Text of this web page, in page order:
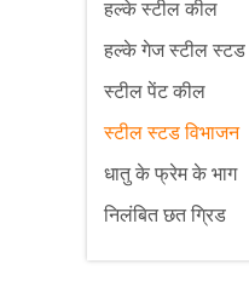
हल्के स्टील कील
हल्के गेज स्टील स्टड
स्टील पेंट कील
स्टील स्टड विभाजन
धातु के फ्रेम के भाग
निलंबित छत ग्रिड